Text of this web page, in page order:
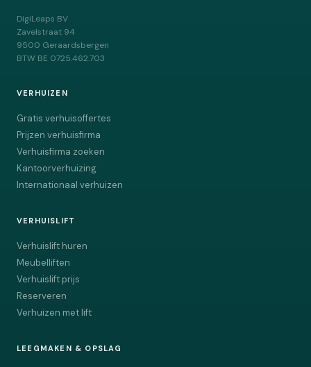
DigiLeaps BV
Zavelstraat 94
9500 Geraardsbergen
BTW BE 0725.462.703
VERHUIZEN
Gratis verhuisoffertes
Prijzen verhuisfirma
Verhuisfirma zoeken
Kantoorverhuizing
Internationaal verhuizen
VERHUISLIFT
Verhuislift huren
Meubelliften
Verhuislift prijs
Reserveren
Verhuizen met lift
LEEGMAKEN & OPSLAG